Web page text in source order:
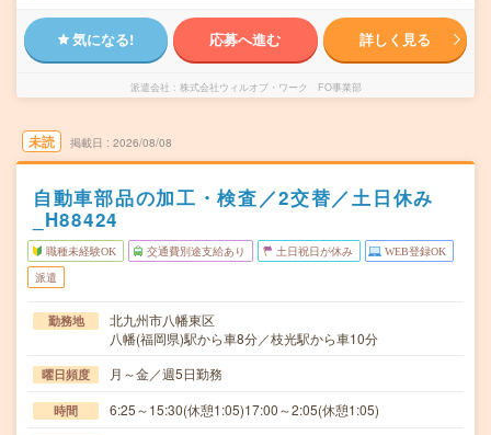
気になる! 応募へ進む 詳しく見る
派遣会社 株式会社ウィルオブ・ワーク FO事業部
未読 掲載日 2026/08/08
自動車部品の加工・検査／2交替／土日休み
_H88424
職種未経験OK 交通費別途支給あり 土日祝日が休み WEB登録OK
派遣
勤務地
北九州市八幡東区
八幡(福岡県)駅から車8分／枝光駅から車10分
曜日頻度 月～金／週5日勤務
時間 6:25～15:30(休憩1:05)17:00～2:05(休憩1:05)